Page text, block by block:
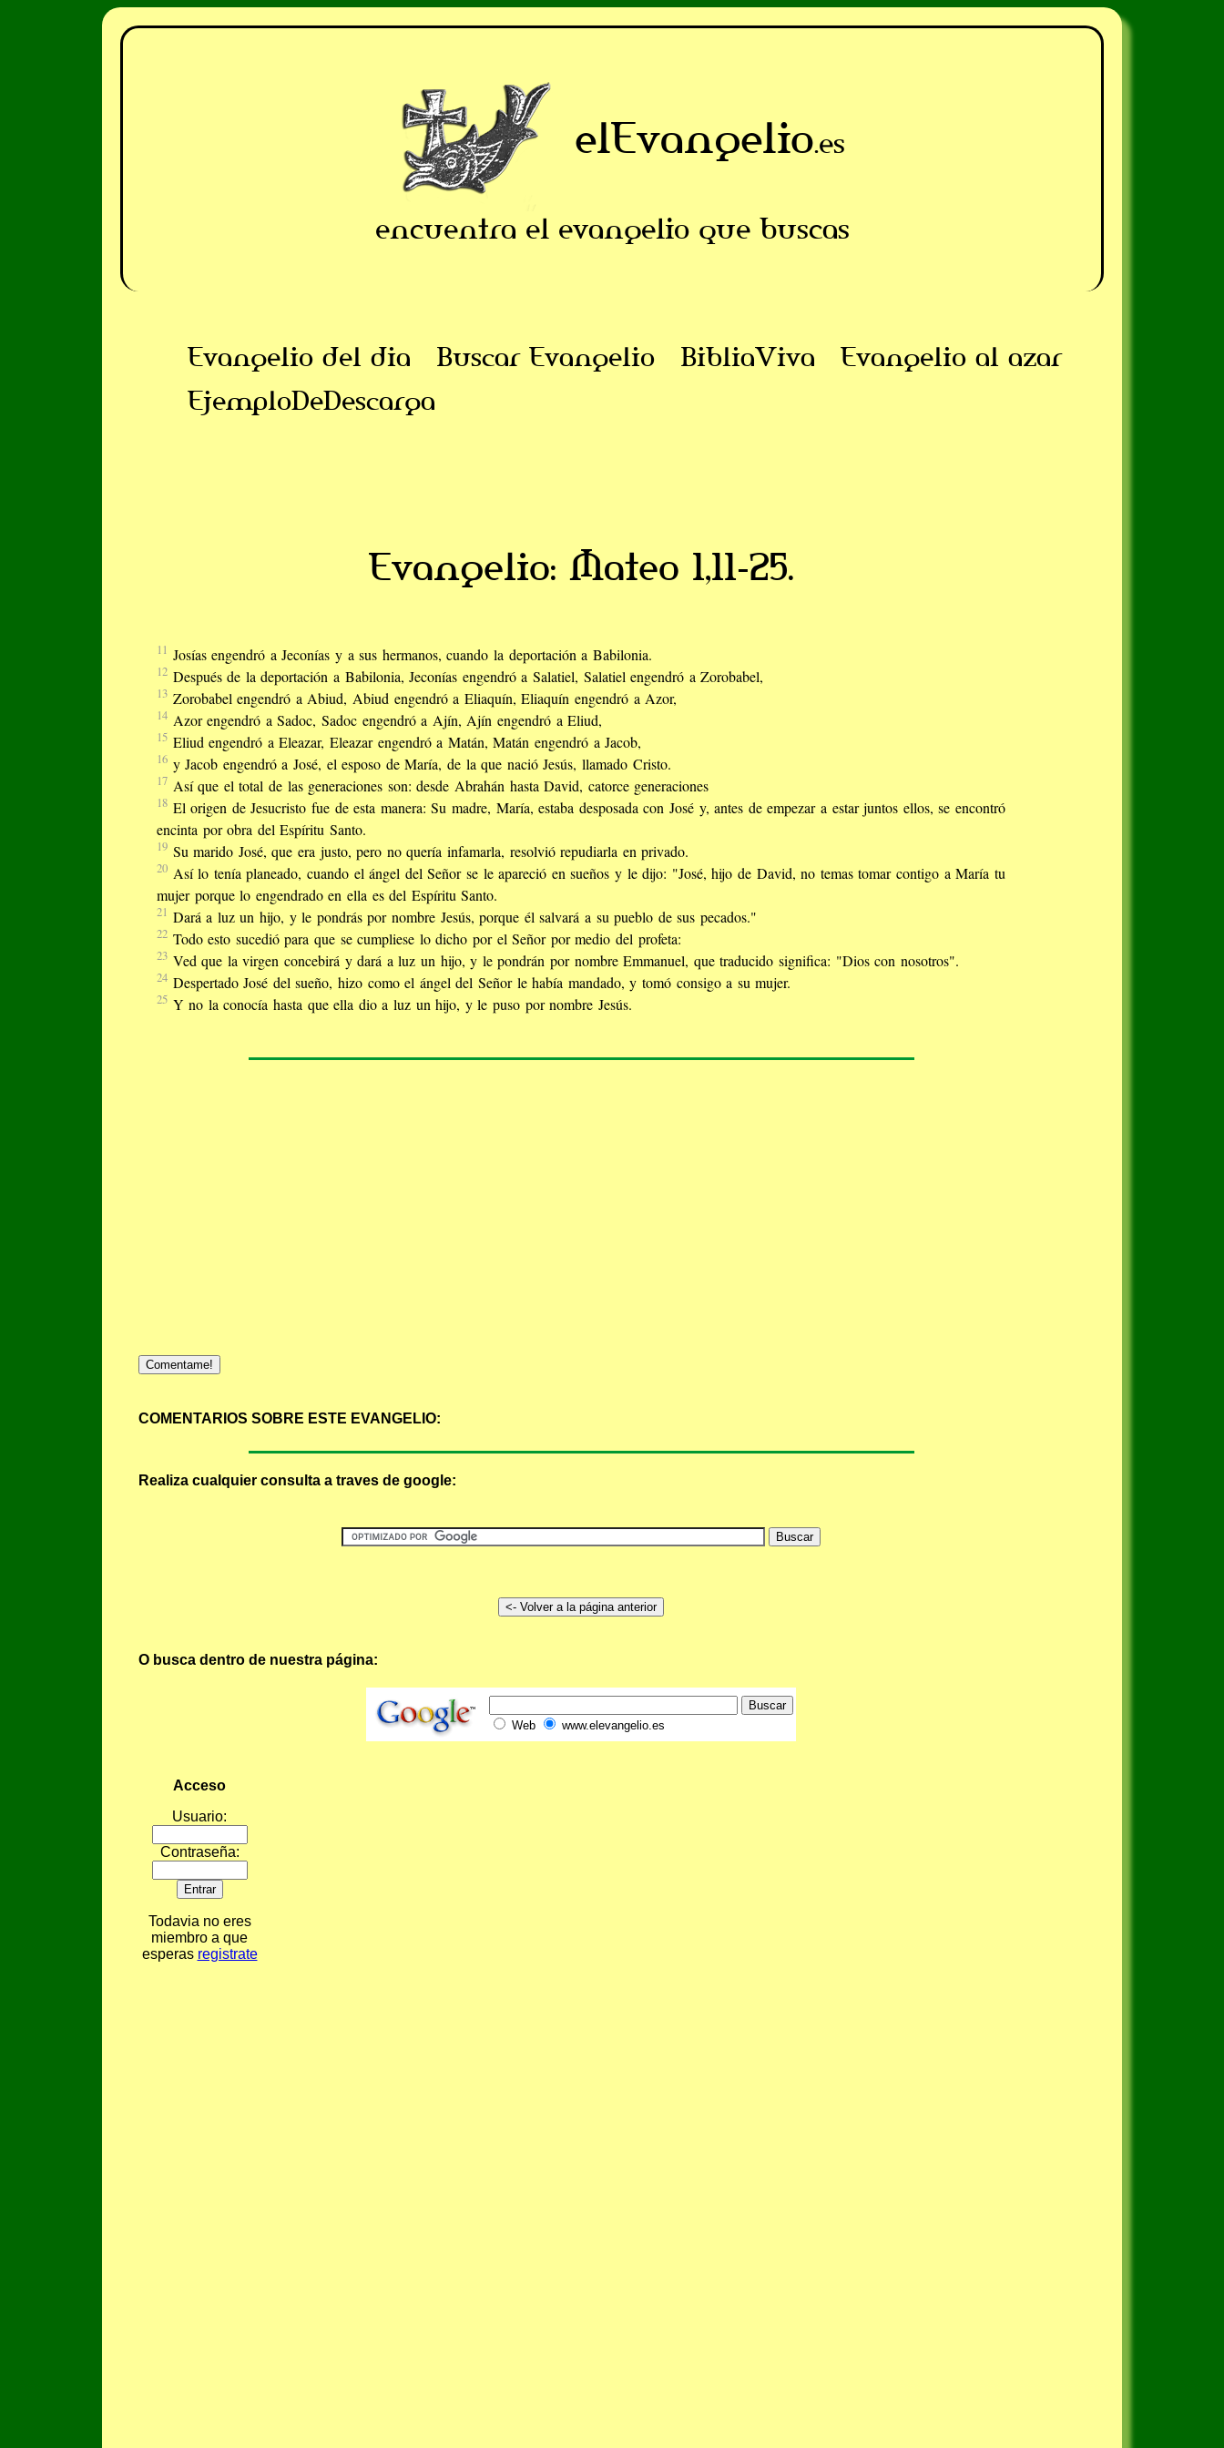
elEvangelio.es
encuentra el evangelio que buscas
Evangelio del dia Buscar Evangelio BibliaViva
Evangelio al azar
EjemploDeDescarga
Evangelio: Mateo 1,11-25.
11 Josías engendró a Jeconías y a sus hermanos, cuando la deportación a Babilonia.
12 Después de la deportación a Babilonia, Jeconías engendró a Salatiel, Salatiel engendró a Zorobabel,
13 Zorobabel engendró a Abiud, Abiud engendró a Eliaquín, Eliaquín engendró a Azor,
14 Azor engendró a Sadoc, Sadoc engendró a Ajín, Ajín engendró a Eliud,
15 Eliud engendró a Eleazar, Eleazar engendró a Matán, Matán engendró a Jacob,
16 y Jacob engendró a José, el esposo de María, de la que nació Jesús, llamado Cristo.
17 Así que el total de las generaciones son: desde Abrahán hasta David, catorce generaciones
18 El origen de Jesucristo fue de esta manera: Su madre, María, estaba desposada con José y, antes de empezar a estar juntos ellos, se encontró
encinta por obra del Espíritu Santo.
19 Su marido José, que era justo, pero no quería infamarla, resolvió repudiarla en privado.
20 Así lo tenía planeado, cuando el ángel del Señor se le apareció en sueños y le dijo: "José, hijo de David, no temas tomar contigo a María tu
mujer porque lo engendrado en ella es del Espíritu Santo.
21 Dará a luz un hijo, y le pondrás por nombre Jesús, porque él salvará a su pueblo de sus pecados."
22 Todo esto sucedió para que se cumpliese lo dicho por el Señor por medio del profeta:
23 Ved que la virgen concebirá y dará a luz un hijo, y le pondrán por nombre Emmanuel, que traducido significa: "Dios con nosotros".
24 Despertado José del sueño, hizo como el ángel del Señor le había mandado, y tomó consigo a su mujer.
25 Y no la conocía hasta que ella dio a luz un hijo, y le puso por nombre Jesús.
Comentame!
COMENTARIOS SOBRE ESTE EVANGELIO:
Realiza cualquier consulta a traves de google:
O busca dentro de nuestra página:
Web www.elevangelio.es
Acceso
Usuario:
Contraseña:
Todavia no eres
miembro a que
esperas registrate